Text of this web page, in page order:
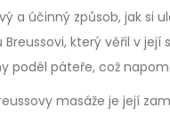
a účinný způsob, jak
který věřil v
podél páteře, což
masáže je její